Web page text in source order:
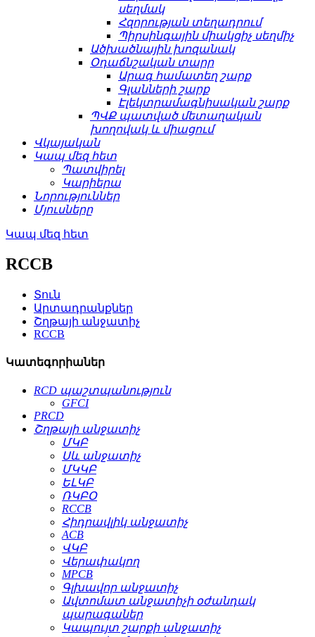
սեղմակ
Հզորության տեղադրում
Պիրսինգային միակցիչ սեղմիչ
Ածխածնային խոզանակ
Օդաճնշական տարր
Արագ համատեղ շարք
Գլանների շարք
Էլեկտրամագնիսական շարք
ՊՎՔ պատված մետաղական
խողովակ և միացում
Վկայական
Կապ մեզ հետ
Պատվիրել
Կարիերա
Նորություններ
Մյուսները
Կապ մեզ հետ
RCCB
Տուն
Արտադրանքներ
Շղթայի անջատիչ
RCCB
Կատեգորիաներ
RCD պաշտպանություն
GFCI
PRCD
Շղթայի անջատիչ
ՄԿԲ
Սև անջատիչ
ՄԿԿԲ
ԵԼԿԲ
ՌԿԲՕ
RCCB
Հիդրավլիկ անջատիչ
ACB
ՎԿԲ
Վերափակող
MPCB
Գլխավոր անջատիչ
Ավտոմատ անջատիչի օժանդակ
պարագաներ
Կապույտ շարքի անջատիչ